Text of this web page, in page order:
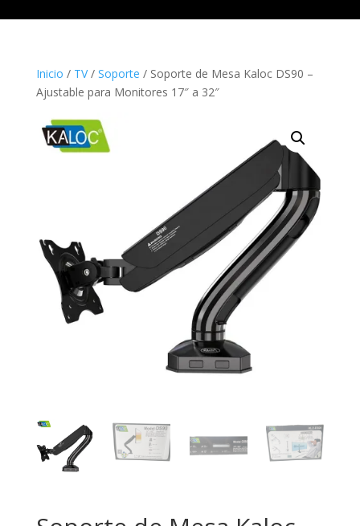
Inicio / TV/ Soporte / Soporte de Mesa Kaloc DS90 –
Ajustable para Monitores 17″ a 32″